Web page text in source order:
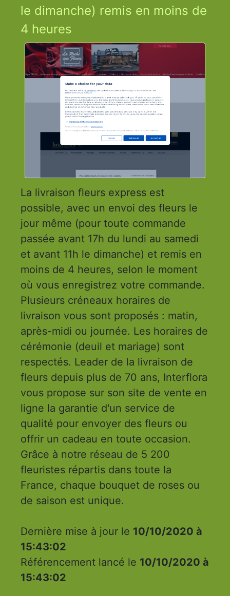
le dimanche) remis en moins de
4 heures
La livraison fleurs express est
possible, avec un envoi des fleurs le
jour même (pour toute commande
passée avant 17h du lundi au samedi
et avant 11h le dimanche) et remis en
moins de 4 heures, selon le moment
où vous enregistrez votre commande.
Plusieurs créneaux horaires de
livraison vous sont proposés : matin,
après-midi ou journée. Les horaires de
cérémonie (deuil et mariage) sont
respectés. Leader de la livraison de
fleurs depuis plus de 70 ans, Interflora
vous propose sur son site de vente en
ligne la garantie d'un service de
qualité pour envoyer des fleurs ou
offrir un cadeau en toute occasion.
Grâce à notre réseau de 5 200
fleuristes répartis dans toute la
France, chaque bouquet de roses ou
de saison est unique.
Dernière mise à jour le 10/10/2020 à
15:43:02
Référencement lancé le 10/10/2020 à
15:43:02